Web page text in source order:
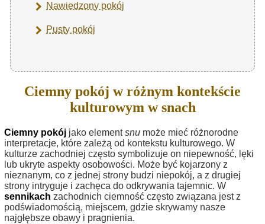
Nawiedzony pokój
Pusty pokój
Ciemny pokój w różnym kontekście
kulturowym w snach
Ciemny pokój jako elementsnu może mieć różnorodne
interpretacje, które zależą od kontekstu kulturowego. W
kulturze zachodniej często symbolizuje on niepewność, lęki
lub ukryte aspekty osobowości. Może być kojarzony z
nieznanym, co z jednej strony budzi niepokój, a z drugiej
strony intryguje i zachęca do odkrywania tajemnic. W
sennikach zachodnich ciemność często związana jest z
podświadomością, miejscem, gdzie skrywamy nasze
najgłębsze obawy i pragnienia.